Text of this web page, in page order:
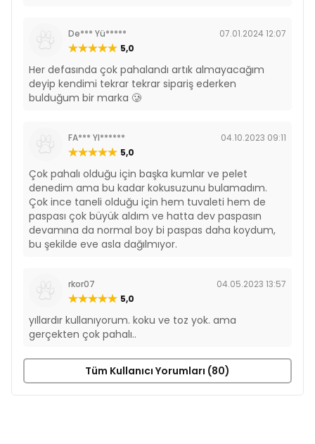
De*** Yü*****
07.01.2024 12:07
5,0
Her defasında çok pahalandı artık almayacağım
deyip kendimi tekrar tekrar sipariş ederken
bulduğum bir marka 🥲
FA*** YI******
04.10.2023 09:11
5,0
Çok pahalı olduğu için başka kumlar ve pelet
denedim ama bu kadar kokusuzunu bulamadım.
Çok ince taneli olduğu için hem tuvaleti hem de
paspası çok büyük aldım ve hatta dev paspasın
devamına da normal boy bi paspas daha koydum,
bu şekilde eve asla dağılmıyor.
rkor07
04.05.2023 13:57
5,0
yıllardır kullanıyorum. koku ve toz yok. ama
gerçekten çok pahalı..
Tüm Kullanıcı Yorumları (80)